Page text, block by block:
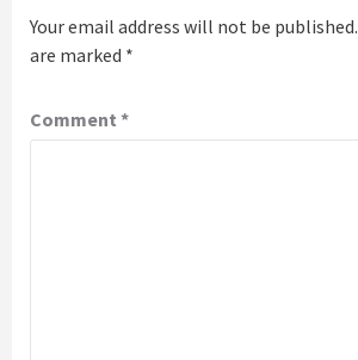
Your email address will not be published.
are marked *
Comment *